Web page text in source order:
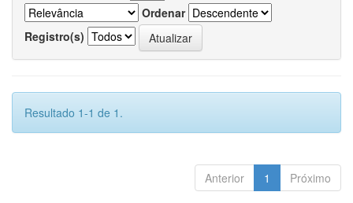
Ordenar
Registro(s)
Resultado 1-1 de 1.
Anterior 1 Próximo